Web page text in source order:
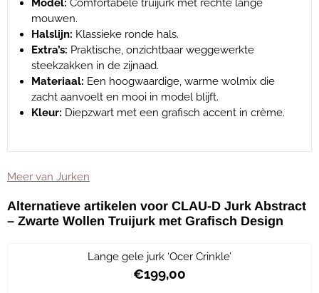
Model: Comfortabele truijurk met rechte lange
mouwen.
Halslijn: Klassieke ronde hals.
Extra’s: Praktische, onzichtbaar weggewerkte
steekzakken in de zijnaad.
Materiaal: Een hoogwaardige, warme wolmix die
zacht aanvoelt en mooi in model blijft.
Kleur: Diepzwart met een grafisch accent in crème.
Meer van Jurken
Alternatieve artikelen voor CLAU-D Jurk Abstract
– Zwarte Wollen Truijurk met Grafisch Design
Lange gele jurk ‘Ocer Crinkle’
Prijs: 199,00
€199,00